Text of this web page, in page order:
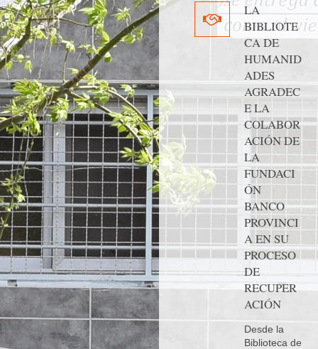
LA
BIBLIOTE
CA DE
HUMANID
ADES
AGRADEC
E LA
COLABOR
ACIÓN DE
LA
FUNDACI
ÓN
BANCO
PROVINCI
A EN SU
PROCESO
DE
RECUPER
ACIÓN
Desde la
Biblioteca de